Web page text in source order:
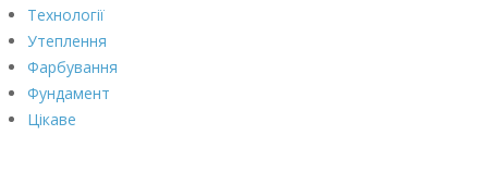
Технології
Утеплення
Фарбування
Фундамент
Цікаве